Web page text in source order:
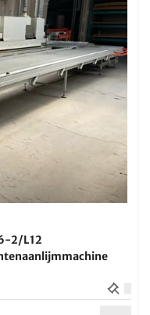
2/L12